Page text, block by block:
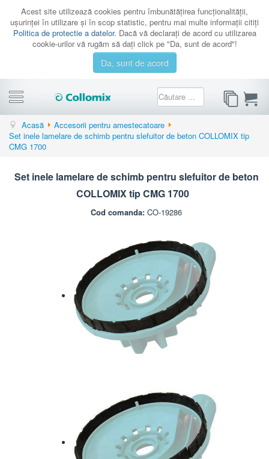
Acest site utilizează cookies pentru îmbunătăţirea funcţionalităţii,
uşurinţei în utilizare şi în scop statistic, pentru mai multe informaţii citiţi
Politica de protectie a datelor. Dacă vă declaraţi de acord cu utilizarea
cookie-urilor vă rugăm să daţi click pe "Da, sunt de acord"!
Da, sunt de acord
CATEGORII
PROMOTII
SERVICE
Acasă
Accesorii pentru amestecatoare
Set inele lamelare de schimb pentru slefuitor de beton COLLOMIX tip
CMG 1700
Set inele lamelare de schimb pentru slefuitor de beton
COLLOMIX tip CMG 1700
Cod comanda: CO-19286